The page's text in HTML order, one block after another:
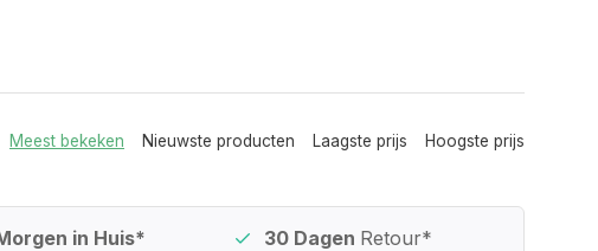
Meest bekeken Nieuwste producten Laagste prijs Hoogste prijs
in Huis* 30 Dagen Retour*